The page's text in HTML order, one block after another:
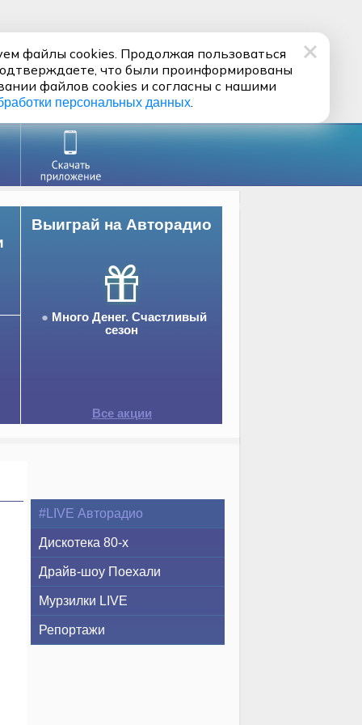
Выиграй на Авторадио
Много Денег. Счастливый
сезон
Все акции
#LIVE Авторадио
Дискотека 80-х
Драйв-шоу Поехали
Мурзилки LIVE
Репортажи
файлы cookies. Продолжая пользоваться
что были проинформированы
файлов cookies и согласны с нашими
персональных данных.